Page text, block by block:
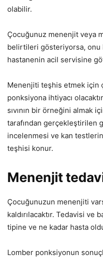
olabilir.
Çocuğunuz menenjit veya
belirtileri gösteriyorsa, onu
hastanenin acil servisine
Menenjiti teşhis etmek için
ponksiyona ihtiyacı
sıvının bir örneğini almak
tarafından gerçekleştirilen
incelenmesi ve kan
teşhisi konur.
Menenjit
Çocuğunuzun menenjiti
kaldırılacaktır. Tedavisi ve
tipine ve ne kadar hasta
Lomber ponksiyonun